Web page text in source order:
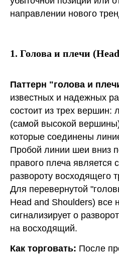
направлении нового
1. Голова и плечи
Паттерн "голова и
известных и надежных
состоит из трех вершин:
(самой высокой
которые соединены
Пробой линии шеи вниз
правого плеча является
развороту восходящего
Для перевернутой
Head and Shoulders) все
сигнализирует о
на восходящий.
Как торговать: После